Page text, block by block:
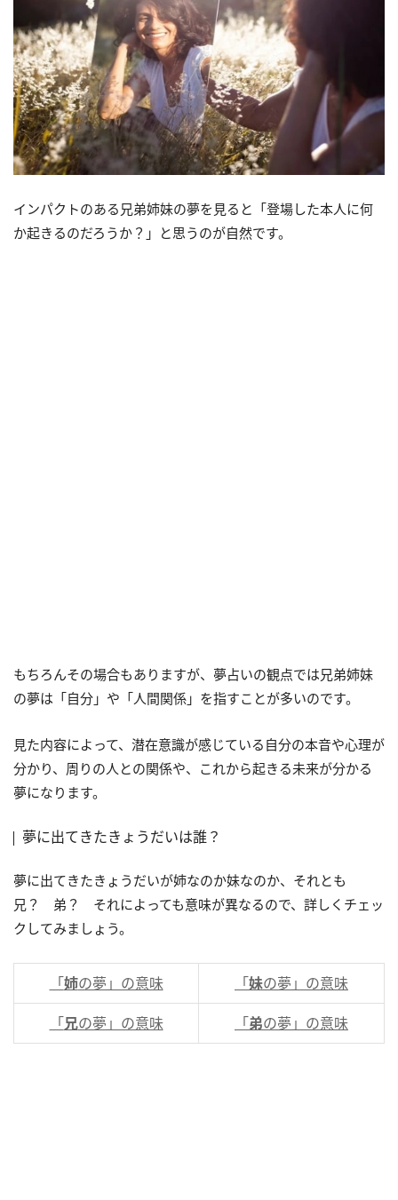
インパクトのある兄弟姉妹の夢を見ると「登場した本人に何
か起きるのだろうか？」と思うのが自然です。
もちろんその場合もありますが、夢占いの観点では兄弟姉妹
の夢は「自分」や「人間関係」を指すことが多いのです。
見た内容によって、潜在意識が感じている自分の本音や心理が
分かり、周りの人との関係や、これから起きる未来が分かる
夢になります。
夢に出てきたきょうだいは誰？
夢に出てきたきょうだいが姉なのか妹なのか、それとも
兄？ 弟？ それによっても意味が異なるので、詳しくチェッ
クしてみましょう。
「姉の夢」の意味 「妹の夢」の意味
「兄の夢」の意味 「弟の夢」の意味